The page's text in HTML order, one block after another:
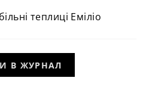
теплиці Еміліо
В ЖУРНАЛ